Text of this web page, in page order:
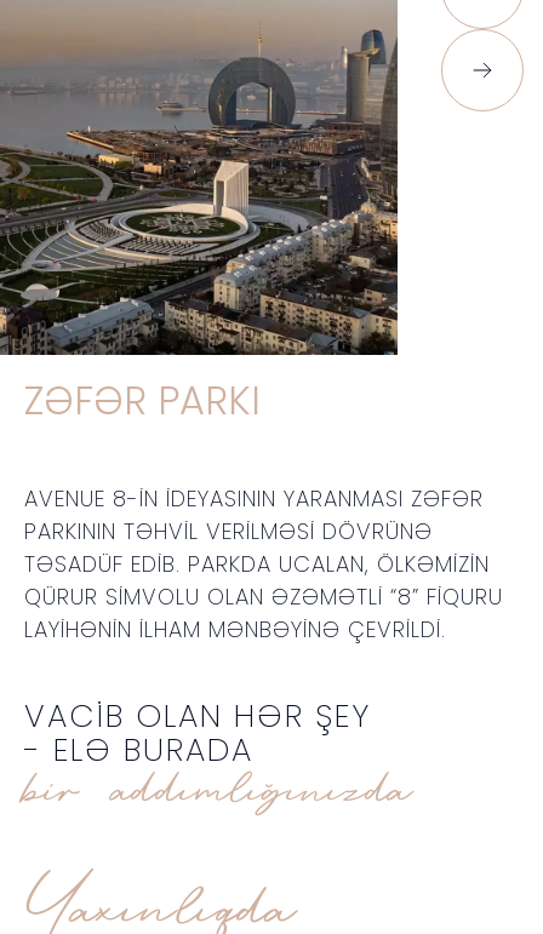
ZƏFƏR PARKI
AVENUE 8-IN IDEYASININ YARANMASI ZƏFƏR
PARKININ TƏHVIL VERILMƏSI DÖVRÜNƏ
TƏSADÜF EDIB. PARKDA UCALAN, ÖLKƏMIZIN
QÜRUR SIMVOLU OLAN ƏZƏMƏTLI “8” FIQURU
LAYIHƏNIN ILHAM MƏNBƏYINƏ ÇEVRILDI.
VACIB OLAN HƏR ŞEY
- ELƏ BURADA
bir addımlığınızda
Yaxınlıqda